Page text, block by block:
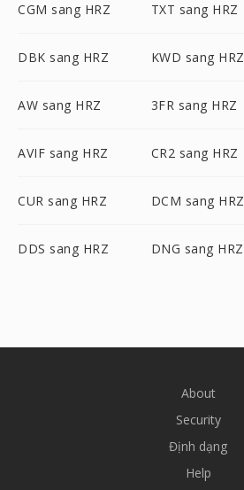
CGM sang HRZ TXT sang HRZ
DBK sang HRZ KWD sang HRZ
AW sang HRZ 3FR sang HRZ
AVIF sang HRZ CR2 sang HRZ
CUR sang HRZ DCM sang HRZ
DDS sang HRZ DNG sang HRZ
About
Security
Định dạng
Help